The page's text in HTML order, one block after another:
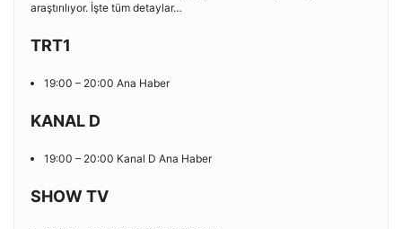
araştırılıyor. İşte tüm detaylar…
TRT1
19:00 – 20:00 Ana Haber
KANAL D
19:00 – 20:00 Kanal D Ana Haber
SHOW TV